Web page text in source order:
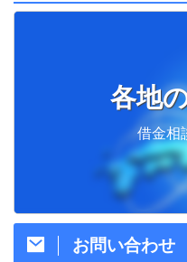
各地
借金相
お問い合わせ